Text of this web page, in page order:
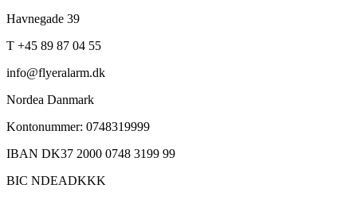
Havnegade 39
T +45 89 87 04 55
info@flyeralarm.dk
Nordea Danmark
Kontonummer: 0748319999
IBAN DK37 2000 0748 3199 99
BIC NDEADKKK